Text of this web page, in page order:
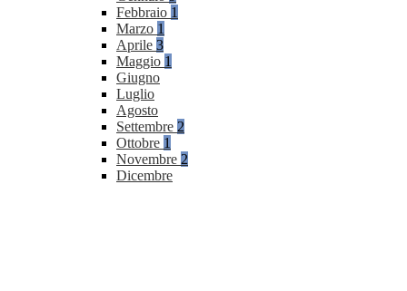
Febbraio 1
Marzo 1
Aprile 3
Maggio 1
Giugno
Luglio
Agosto
Settembre 2
Ottobre 1
Novembre 2
Dicembre